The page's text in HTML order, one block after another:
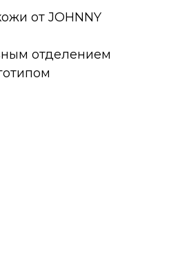
от JOHNNY
отделением